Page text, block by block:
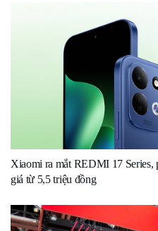
Xiaomi ra mắt REDMI 17 Series,
giá từ 5,5 triệu đồng